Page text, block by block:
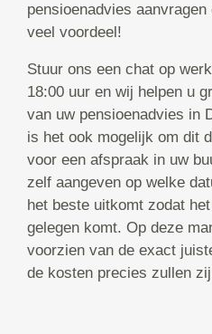
pensioenadvies
veel voordeel!
Stuur ons een chat op
18:00 uur en wij helpen u
van uw pensioenadvies in
is het ook mogelijk om dit
voor een afspraak in uw
zelf aangeven op welke
het beste uitkomt zodat
gelegen komt. Op deze
voorzien van de exact
de kosten precies zullen